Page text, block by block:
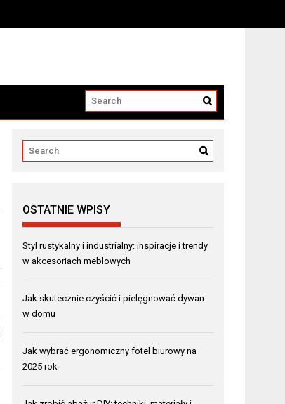
OSTATNIE WPISY
Styl rustykalny i industrialny: inspiracje i trendy
w akcesoriach meblowych
Jak skutecznie czyścić i pielęgnować dywan
w domu
Jak wybrać ergonomiczny fotel biurowy na
2025 rok